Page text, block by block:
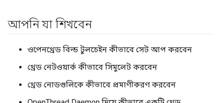
আপনি যা শিখবেন
ওপেনথ্রেড বিল্ড টুলচেইন কীভাবে সেট আপ করবেন
থ্রেড নেটওয়ার্ক কীভাবে সিমুলেট করবেন
থ্রেড নোডগুলিকে কীভাবে প্রমাণীকরণ করবেন